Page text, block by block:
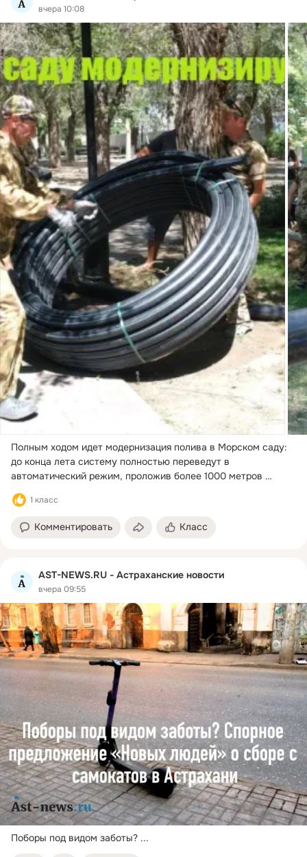
вчера 10:08
Полным ходом идет модернизация полива в Морском саду:
до конца лета систему полностью переведут в
автоматический режим, проложив более 1000 метров
капельной сети и установив роторные распылители.
1 класс
Комментировать Класс
AST-NEWS.RU - Астраханские новости
вчера 09:55
Поборы под видом заботы? ...